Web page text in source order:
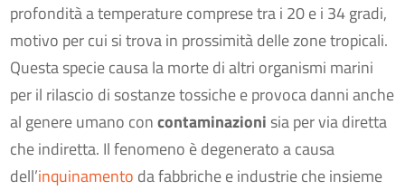
profondità a temperature comprese tra i 20 e i 34 gradi,
motivo per cui si trova in prossimità delle zone tropicali.
Questa specie causa la morte di altri organismi marini
per il rilascio di sostanze tossiche e provoca danni anche
al genere umano concontaminazioni sia per via diretta
che indiretta. Il fenomeno è degenerato a causa
dell’inquinamento da fabbriche e industrie che insieme